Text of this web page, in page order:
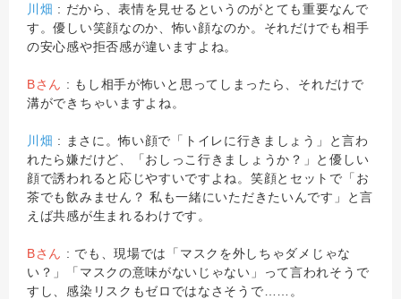
川畑 : だから、表情を見せるというのがとても重要なんで
す。優しい笑顔なのか、怖い顔なのか。それだけでも相手
の安心感や拒否感が違いますよね。
Bさん : もし相手が怖いと思ってしまったら、それだけで
溝ができちゃいますよね。
川畑 : まさに。怖い顔で「トイレに行きましょう」と言わ
れたら嫌だけど、「おしっこ行きましょうか？」と優しい
顔で誘われると応じやすいですよね。笑顔とセットで「お
茶でも飲みません？ 私も一緒にいただきたいんです」と言
えば共感が生まれるわけです。
Bさん : でも、現場では「マスクを外しちゃダメじゃな
い？」「マスクの意味がないじゃない」って言われそうで
すし、感染リスクもゼロではなさそうで……。